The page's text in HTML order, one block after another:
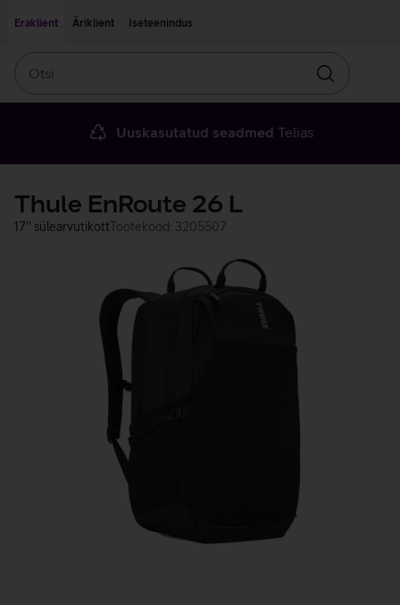
Eraklient
Äriklient Iseteenindus
Otsin
Uuskasutatud seadmed Telias
Thule EnRoute 26 L
17'' sülearvutikottTootekood: 3205507